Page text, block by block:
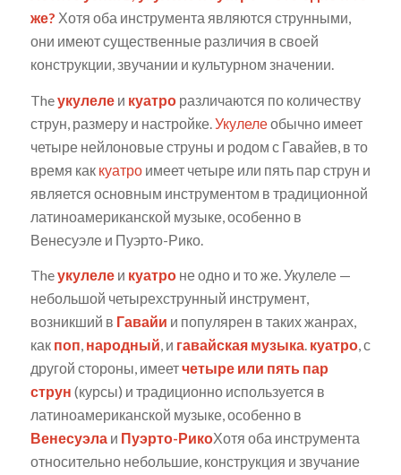
же? Хотя оба инструмента являются струнными,
они имеют существенные различия в своей
конструкции, звучании и культурном значении.
Theукулелеи куатроразличаются по количеству
струн, размеру и настройке. Укулелеобычно имеет
четыре нейлоновые струны и родом с Гавайев, в то
время как куатроимеет четыре или пять пар струн и
является основным инструментом в традиционной
латиноамериканской музыке, особенно в
Венесуэле и Пуэрто-Рико.
Theукулелеи куатроне одно и то же. Укулеле —
небольшой четырехструнный инструмент,
возникший в Гавайи и популярен в таких жанрах,
как поп, народный, и гавайская музыка. куатро, с
другой стороны, имеетчетыре или пять пар
струн (курсы) и традиционно используется в
латиноамериканской музыке, особенно в
Венесуэлаи Пуэрто-РикоХотя оба инструмента
относительно небольшие, конструкция и звучание